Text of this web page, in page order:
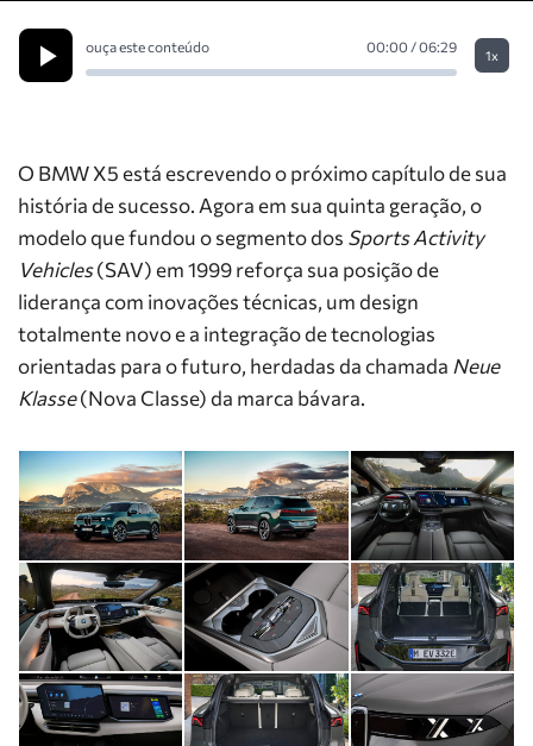
ouça este conteúdo 00:00 / 06:29
1x
O BMW X5 está escrevendo o próximo capítulo de sua
história de sucesso. Agora em sua quinta geração, o
modelo que fundou o segmento dos Sports Activity
Vehicles(SAV) em 1999 reforça sua posição de
liderança com inovações técnicas, um design
totalmente novo e a integração de tecnologias
orientadas para o futuro, herdadas da chamada Neue
Klasse(Nova Classe) da marca bávara.